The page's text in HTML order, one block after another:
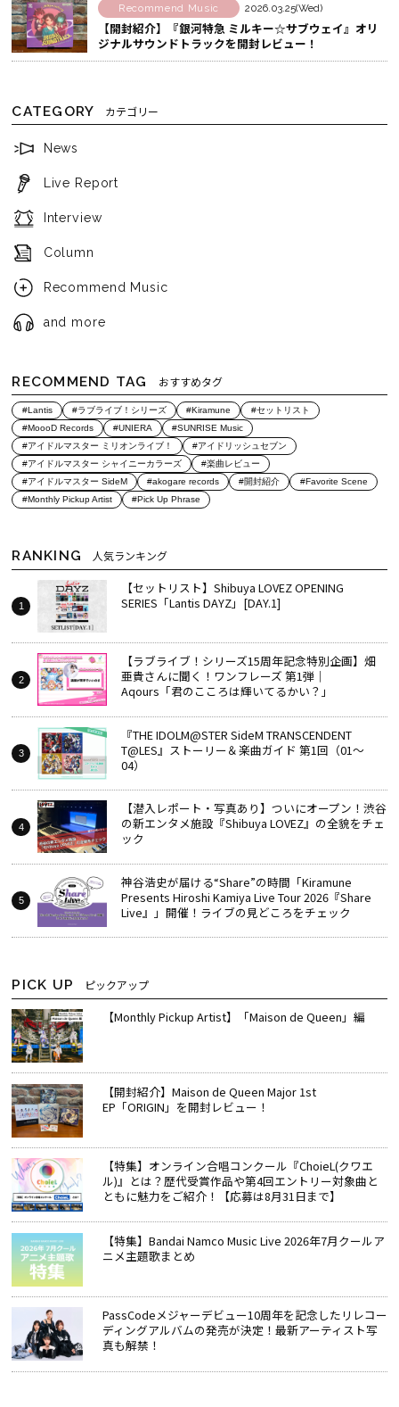
Recommend Music 2026.03.25(Wed)
【開封紹介】『銀河特急 ミルキー☆サブウェイ』オリ
ジナルサウンドトラックを開封レビュー！
CATEGORY カテゴリー
News
Live Report
Interview
Column
Recommend Music
and more
RECOMMEND TAG おすすめタグ
#Lantis #ラブライブ！シリーズ #Kiramune
#セットリスト
#MoooD Records
#UNIERA
#SUNRISE Music
#アイドルマスター ミリオンライブ！
#アイドリッシュセブン
#アイドルマスター シャイニーカラーズ
#楽曲レビュー
#アイドルマスター SideM
#akogare records #開封紹介
#Favorite Scene
#Monthly Pickup Artist
#Pick Up Phrase
RANKING 人気ランキング
【セットリスト】Shibuya LOVEZ OPENING
SERIES「Lantis DAYZ」[DAY.1]
【ラブライブ！シリーズ15周年記念特別企画】畑
亜貴さんに聞く！ワンフレーズ 第1弾｜
Aqours「君のこころは輝いてるかい？」
『THE IDOLM@STER SideM TRANSCENDENT
T@LES』ストーリー＆楽曲ガイド 第1回（01～
04）
【潜入レポート・写真あり】ついにオープン！渋谷
の新エンタメ施設『Shibuya LOVEZ』の全貌をチェ
ック
神谷浩史が届ける“Share”の時間――「Kiramune
Presents Hiroshi Kamiya Live Tour 2026『Share
Live』」開催！ライブの見どころをチェック
PICK UP ピックアップ
【Monthly Pickup Artist】「Maison de Queen」編
【開封紹介】Maison de Queen Major 1st
EP「ORIGIN」を開封レビュー！
【特集】オンライン合唱コンクール『ChoieL(クワエ
ル)』とは？歴代受賞作品や第4回エントリー対象曲と
ともに魅力をご紹介！【応募は8月31日まで】
【特集】Bandai Namco Music Live 2026年7月クールア
ニメ主題歌まとめ
PassCodeメジャーデビュー10周年を記念したリレコー
ディングアルバムの発売が決定！最新アーティスト写
真も解禁！